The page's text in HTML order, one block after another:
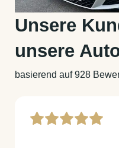
Unsere
unsere
basierend auf 928